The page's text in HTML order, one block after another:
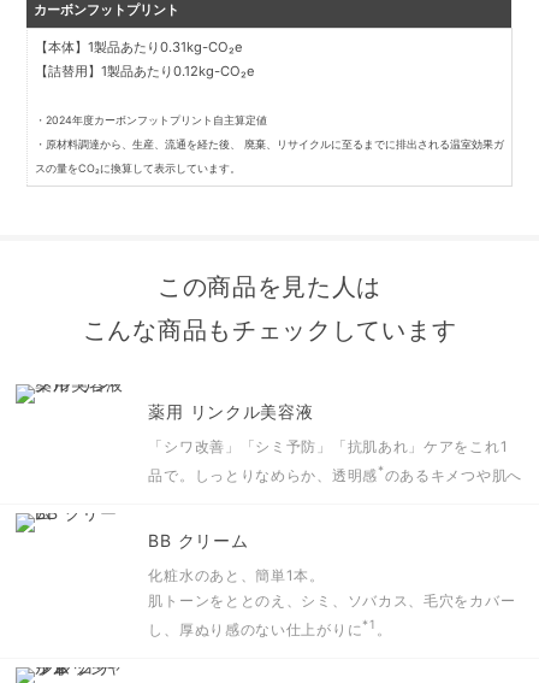
カーボンフットプリント
【本体】1製品あたり0.31kg-CO₂e
【詰替用】1製品あたり0.12kg-CO₂e
・2024年度カーボンフットプリント自主算定値
・原材料調達から、生産、流通を経た後、 廃棄、リサイクルに至るまでに排出される温室効果ガ
スの量をCO₂に換算して表示しています。
この商品を見た人は
こんな商品もチェックしています
薬用 リンクル美容液
「シワ改善」「シミ予防」「抗肌あれ」ケアをこれ1
品で。
しっとりなめらか、透明感*のあるキメつや肌へ
BB クリーム
化粧水のあと、簡単1本。
肌トーンをととのえ、シミ、ソバカス、毛穴をカバー
し、厚ぬり感のない仕上がりに*1 。